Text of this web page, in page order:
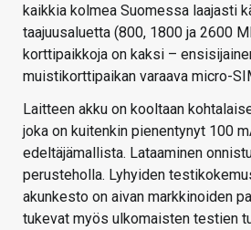
kaikkia kolmea Suomessa laajasti
taajuusaluetta (800, 1800 ja 2600
korttipaikkoja on kaksi –
muistikorttipaikan varaava micro-
Laitteen akku on kooltaan
joka on kuitenkin pienentynyt 100
edeltäjämallista. Lataaminen
perusteholla. Lyhyiden
akunkesto on aivan markkinoiden
tukevat myös ulkomaisten testien